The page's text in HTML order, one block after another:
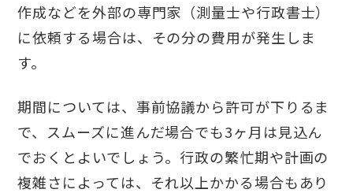
作成などを外部の専門家（測量士や行政書士）
に依頼する場合は、その分の費用が発生しま
す。
期間については、事前協議から許可が下りるま
で、スムーズに進んだ場合でも3ヶ月は見込ん
でおくとよいでしょう。行政の繁忙期や計画の
複雑さによっては、それ以上かかる場合もあり